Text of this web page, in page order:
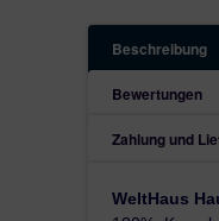
Beschreibung
Bewertungen
Zahlung und
WeltHaus